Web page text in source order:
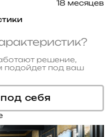
18 месяцев
решение,
подойдет под ваш
себя